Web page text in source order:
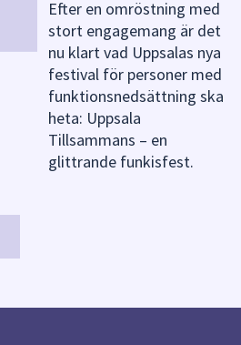
Efter en omröstning med
stort engagemang är det
nu klart vad Uppsalas nya
festival för personer med
funktionsnedsättning ska
heta: Uppsala
Tillsammans – en
glittrande funkisfest.